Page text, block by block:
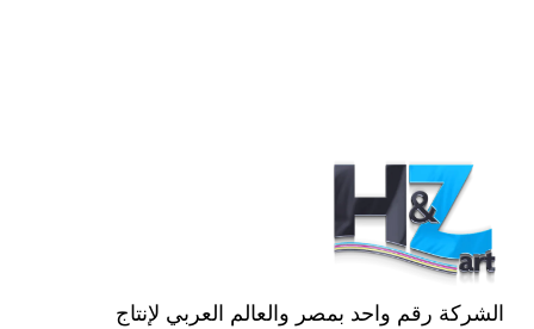
الشركة رقم واحد بمصر والعالم العربي لإنتاج